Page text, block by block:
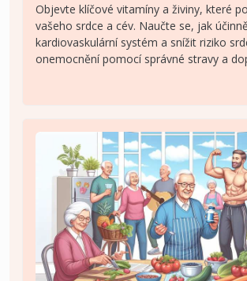
Objevte klíčové vitamíny a živiny, které
vašeho srdce a cév. Naučte se, jak
kardiovaskulární systém a snížit riziko
onemocnění pomocí správné stravy a